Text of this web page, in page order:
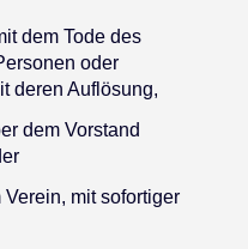
dem Tode des
oder
deren Auflösung,
dem Vorstand
mit sofortiger